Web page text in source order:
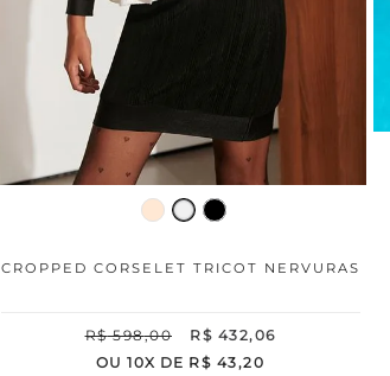
CROPPED CORSELET TRICOT NERVURAS
R$ 598,00 R$ 432,06
OU 10X DE R$ 43,20